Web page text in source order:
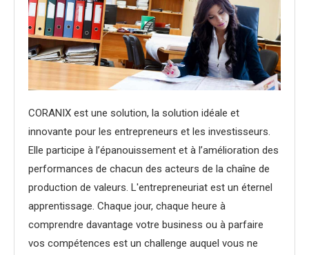
CORANIX est une solution, la solution idéale et
innovante pour les entrepreneurs et les investisseurs.
Elle participe à l’épanouissement et à l’amélioration des
performances de chacun des acteurs de la chaîne de
production de valeurs. L'entrepreneuriat est un éternel
apprentissage. Chaque jour, chaque heure à
comprendre davantage votre business ou à parfaire
vos compétences est un challenge auquel vous ne